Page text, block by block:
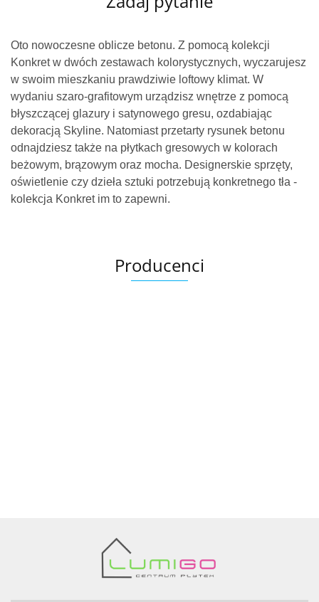
Oto nowoczesne oblicze betonu. Z pomocą kolekcji
Konkret w dwóch zestawach kolorystycznych, wyczarujesz
w swoim mieszkaniu prawdziwie loftowy klimat. W
wydaniu szaro-grafitowym urządzisz wnętrze z pomocą
błyszczącej glazury i satynowego gresu, ozdabiając
dekoracją Skyline. Natomiast przetarty rysunek betonu
odnajdziesz także na płytkach gresowych w kolorach
beżowym, brązowym oraz mocha. Designerskie sprzęty,
oświetlenie czy dzieła sztuki potrzebują konkretnego tła -
kolekcja Konkret im to zapewni.
Producenci
Barwolf